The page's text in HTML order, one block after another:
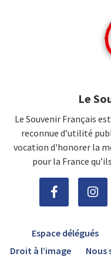
Le
Le Souvenir Français
reconnue d’utilité
vocation d'honorer la
pour la France
Espace délégués
Droit à l’image
Nous